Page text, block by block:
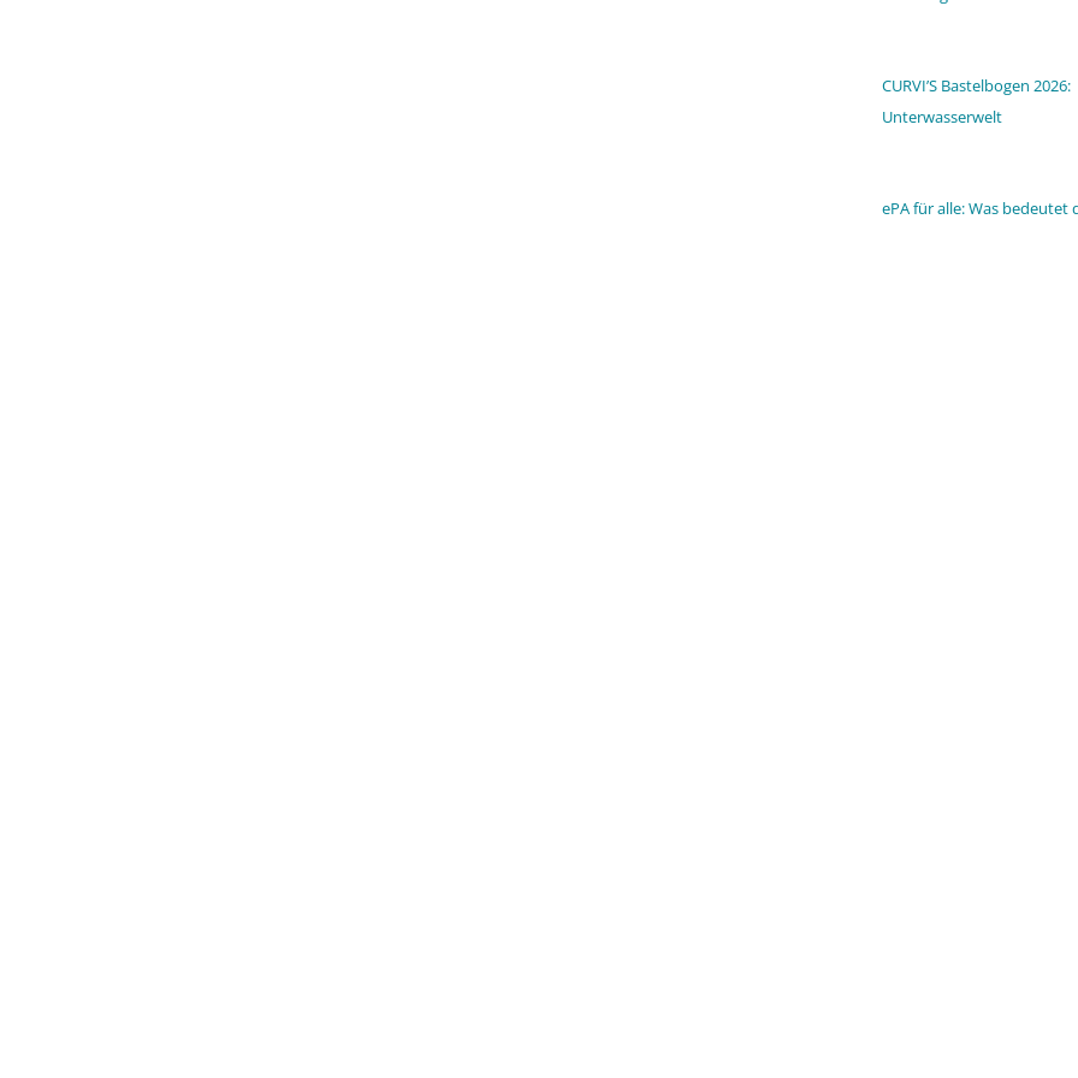
CURVI’S Bastelbogen 2026:
Unterwasserwelt
ePA für alle: Was bedeutet